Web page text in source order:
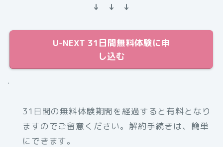
↓ ↓ ↓
U-NEXT 31日間無料体験に申
し込む
.
31日間の無料体験期間を経過すると有料となり
ますのでご留意ください。解約手続きは、簡単
にできます。